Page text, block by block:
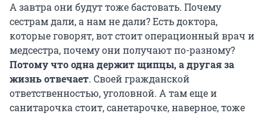
А завтра они будут тоже бастовать. Почему
сестрам дали, а нам не дали? Есть доктора,
которые говорят, вот стоит операционный врач и
медсестра, почему они получают по-разному?
Потому что одна держит щипцы, а другая за
жизнь отвечает. Своей гражданской
ответственностью, уголовной. А там еще и
санитарочка стоит, санетарочке, наверное, тоже